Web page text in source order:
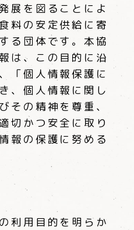
展を図ることによ
料の安定供給に寄
る団体です。本協
は、この目的に沿
「個人情報保護に
、個人情報に関し
その精神を尊重、
切かつ安全に取り
報の保護に努める
利用目的を明らか